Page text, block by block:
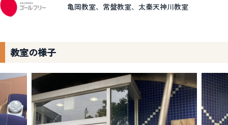
亀岡教室、常盤教室、太秦天神川教室
教室の様子